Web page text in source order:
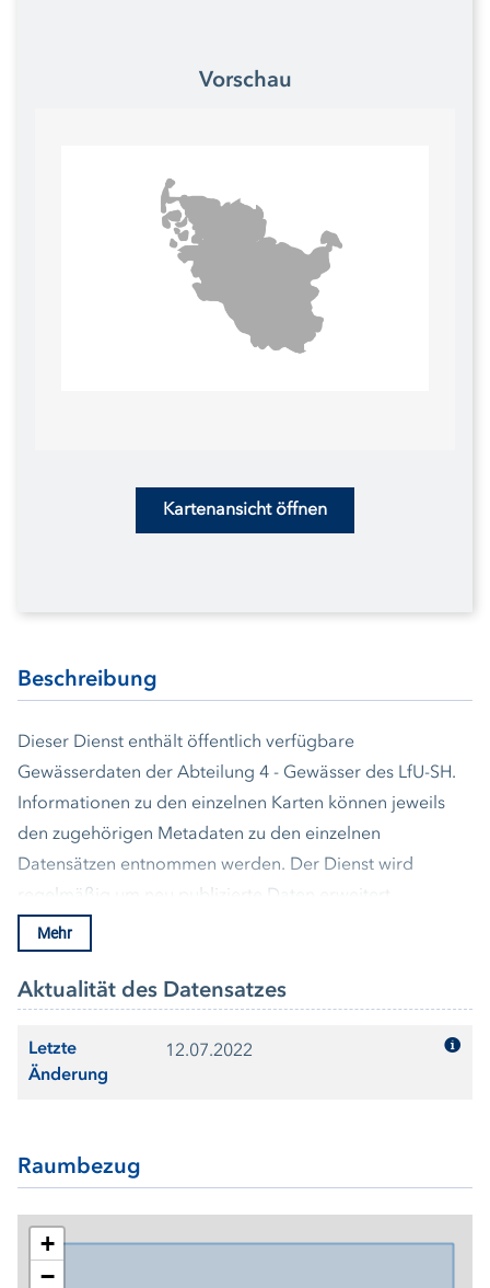
Vorschau
Kartenansicht öffnen
Beschreibung
Dieser Dienst enthält öffentlich verfügbare
Gewässerdaten der Abteilung 4 - Gewässer des LfU-SH.
Informationen zu den einzelnen Karten können jeweils
den zugehörigen Metadaten zu den einzelnen
Datensätzen entnommen werden. Der Dienst wird
regelmäßig um neu publizierte Daten erweitert.
Mehr
Aktualität des Datensatzes
Letzte
Änderung
12.07.2022
Raumbezug
+
−